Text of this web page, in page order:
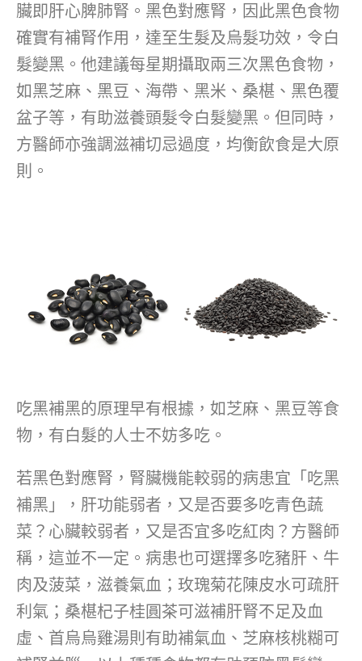
臟即肝心脾肺腎。黑色對應腎，因此黑色食物
確實有補腎作用，達至生髮及烏髮功效，令白
髮變黑。他建議每星期攝取兩三次黑色食物，
如黑芝麻、黑豆、海帶、黑米、桑椹、黑色覆
盆子等，有助滋養頭髮令白髮變黑。但同時，
方醫師亦強調滋補切忌過度，均衡飲食是大原
則。
吃黑補黑的原理早有根據，如芝麻、黑豆等食
物，有白髮的人士不妨多吃。
若黑色對應腎，腎臟機能較弱的病患宜「吃黑
補黑」，肝功能弱者，又是否要多吃青色蔬
菜？心臟較弱者，又是否宜多吃紅肉？方醫師
稱，這並不一定。病患也可選擇多吃豬肝、牛
肉及菠菜，滋養氣血；玫瑰菊花陳皮水可疏肝
利氣；桑椹杞子桂圓茶可滋補肝腎不足及血
虛、首烏烏雞湯則有助補氣血、芝麻核桃糊可